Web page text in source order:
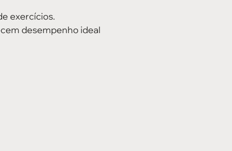
exercícios.
desempenho ideal